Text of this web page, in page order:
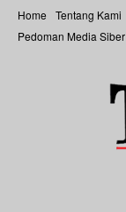
Home Tentang Kami
Pedoman Media Siber